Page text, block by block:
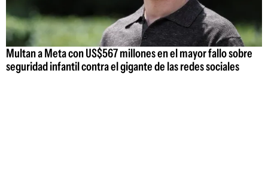
Multan a Meta con US$567 millones en el mayor fallo sobre
seguridad infantil contra el gigante de las redes sociales